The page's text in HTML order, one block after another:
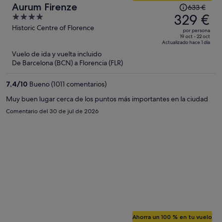
Aurum Firenze
4
out
5
Historic Centre of Florence
El
precio
era
de
633 €,
por
633 €
329 €
por persona
19 oct - 22 oct
Actualizado hace 1 día
Vuelo de ida y vuelta incluido
De Barcelona (BCN) a Florencia (FLR)
7,4/10 Bueno (1011 comentarios)
Muy buen lugar cerca de los puntos más importantes en la ciudad
Comentario del 30 de jul de 2026
Ahorra un 100 % en tu vuelo